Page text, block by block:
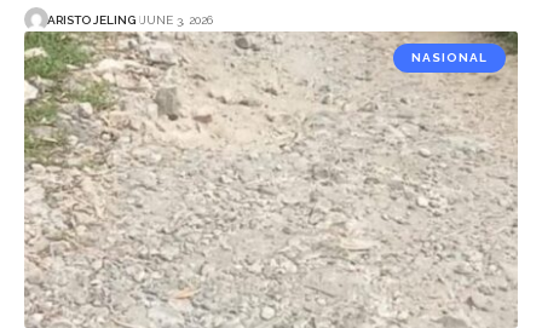
ARISTO JELING JUNE 3, 2026
NASIONAL